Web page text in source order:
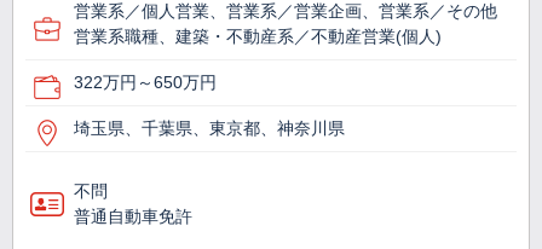
営業系／個人営業、営業系／営業企画、営業系／その他
営業系職種、建築・不動産系／不動産営業(個人)
322万円～650万円
埼玉県、千葉県、東京都、神奈川県
不問
普通自動車免許